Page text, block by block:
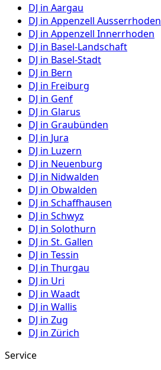
DJ in Aargau
DJ in Appenzell Ausserrhoden
DJ in Appenzell Innerrhoden
DJ in Basel-Landschaft
DJ in Basel-Stadt
DJ in Bern
DJ in Freiburg
DJ in Genf
DJ in Glarus
DJ in Graubünden
DJ in Jura
DJ in Luzern
DJ in Neuenburg
DJ in Nidwalden
DJ in Obwalden
DJ in Schaffhausen
DJ in Schwyz
DJ in Solothurn
DJ in St. Gallen
DJ in Tessin
DJ in Thurgau
DJ in Uri
DJ in Waadt
DJ in Wallis
DJ in Zug
DJ in Zürich
Service